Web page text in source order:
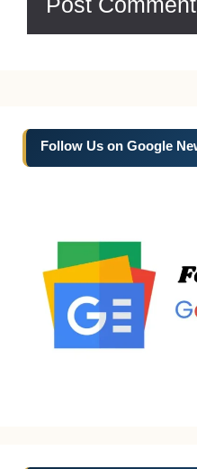
Follow Us on Google